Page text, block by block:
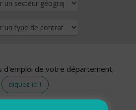
d'emploi de votre département,
cliquez ici !